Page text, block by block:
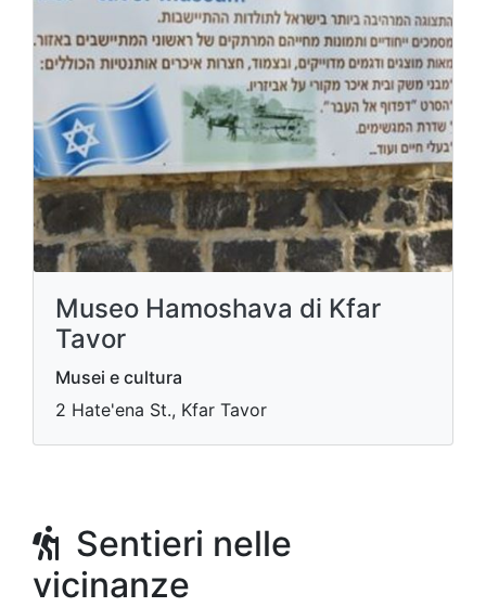
Museo Hamoshava di Kfar
Tavor
Musei e cultura
2 Hate'ena St., Kfar Tavor
Sentieri nelle
vicinanze